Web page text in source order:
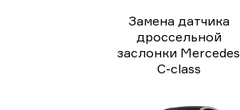
Замена датчика
дроссельной
заслонки Mercedes
C-class